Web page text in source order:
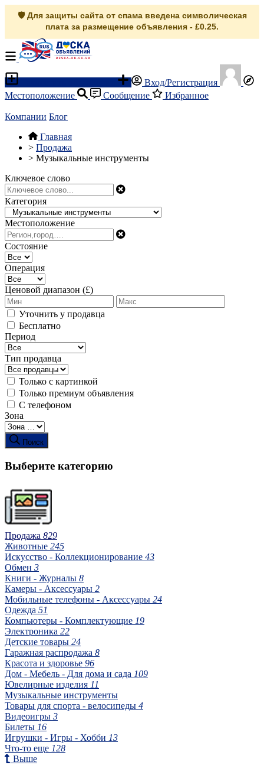
🛡️ Для защиты сайта от спама введена символическая
плата за размещение объявления - £0.25.
Вход/Регистрация
Местоположение
Сообщение Избранное
Компании Блог
Главная
> Продажа
> Музыкальные инструменты
Ключевое слово
Категория
Местоположение
Состояние
Операция
Ценовой диапазон (£)
Уточнить у продавца
Бесплатно
Период
Тип продавца
Только с картинкой
Только премиум объявления
С телефоном
Зона
Поиск
Выберите категорию
Продажа 829
Животные 245
Искусство - Коллекционирование 43
Обмен 3
Книги - Журналы 8
Камеры - Аксессуары 2
Мобильные телефоны - Аксессуары 24
Одежда 51
Компьютеры - Комплектующие 19
Электроника 22
Детские товары 24
Гаражная распродажа 8
Красота и здоровье 96
Дом - Мебель - Для дома и сада 109
Ювелирные изделия 11
Музыкальные инструменты
Товары для спорта - велосипеды 4
Видеоигры 3
Билеты 16
Игрушки - Игры - Хобби 13
Что-то еще 128
Выше